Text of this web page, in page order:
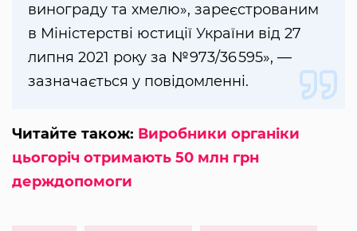
винограду та хмелю», зареєстрованим
в Міністерстві юстиції України від 27
липня 2021 року за №973/36 595», —
зазначається у повідомленні.
Читайте також: Виробники органіки
цьогоріч отримають 50 млн грн
держдопомоги